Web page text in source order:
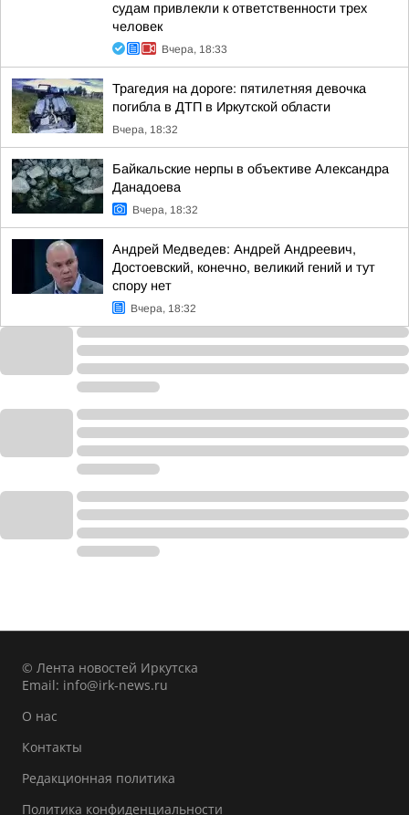
судам привлекли к ответственности трех
человек
Вчера, 18:33
Трагедия на дороге: пятилетняя девочка
погибла в ДТП в Иркутской области
Вчера, 18:32
Байкальские нерпы в объективе Александра
Данадоева
Вчера, 18:32
Андрей Медведев: Андрей Андреевич,
Достоевский, конечно, великий гений и тут
спору нет
Вчера, 18:32
© Лента новостей Иркутска
Email: info@irk-news.ru
О нас
Контакты
Редакционная политика
Политика конфиденциальности